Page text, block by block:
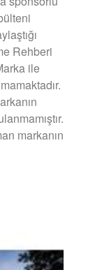
Rehberi
ile
markanın